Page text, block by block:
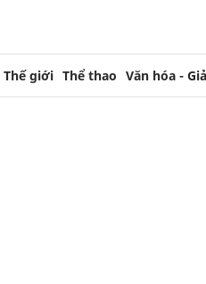
Thế giới Thể thao Văn hóa -